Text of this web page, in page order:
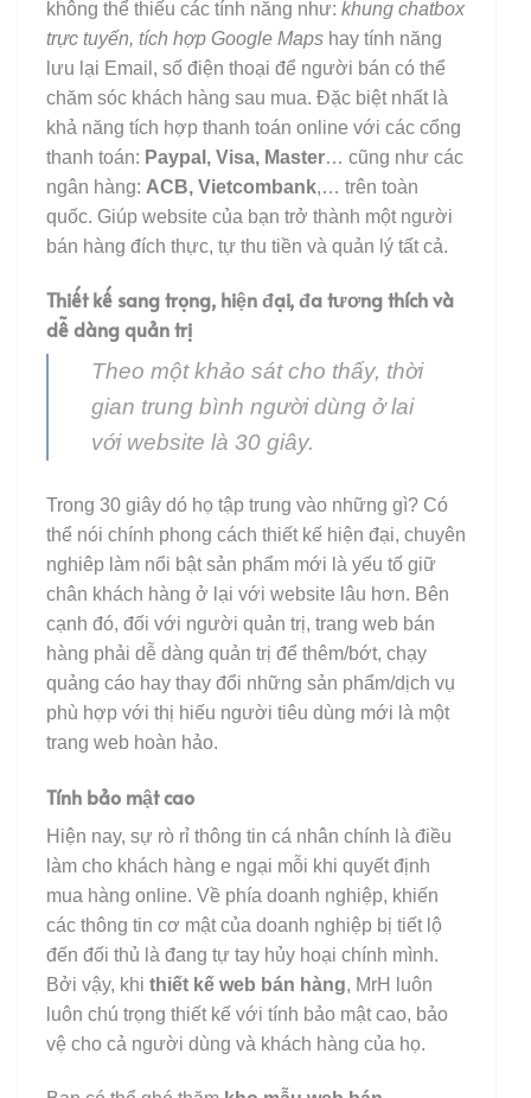
không thể thiếu các tính năng như: khung chatbox
trực tuyến, tích hợp Google Maps hay tính năng
lưu lại Email, số điện thoại để người bán có thể
chăm sóc khách hàng sau mua. Đặc biệt nhất là
khả năng tích hợp thanh toán online với các cổng
thanh toán: Paypal, Visa, Master… cũng như các
ngân hàng: ACB, Vietcombank,… trên toàn
quốc. Giúp website của bạn trở thành một người
bán hàng đích thực, tự thu tiền và quản lý tất cả.
Thiết kế sang trọng, hiện đại, đa tương thích và
dễ dàng quản trị
Theo một khảo sát cho thấy, thời
gian trung bình người dùng ở lai
với website là 30 giây.
Trong 30 giây dó họ tập trung vào những gì? Có
thể nói chính phong cách thiết kế hiện đại, chuyên
nghiêp làm nổi bật sản phẩm mới là yếu tố giữ
chân khách hàng ở lại với website lâu hơn. Bên
cạnh đó, đối với người quản trị, trang web bán
hàng phải dễ dàng quản trị để thêm/bớt, chạy
quảng cáo hay thay đổi những sản phẩm/dịch vụ
phù hợp với thị hiếu người tiêu dùng mới là một
trang web hoàn hảo.
Tính bảo mật cao
Hiện nay, sự rò rỉ thông tin cá nhân chính là điều
làm cho khách hàng e ngại mỗi khi quyết định
mua hàng online. Về phía doanh nghiệp, khiến
các thông tin cơ mật của doanh nghiệp bị tiết lộ
đến đối thủ là đang tự tay hủy hoại chính mình.
Bởi vậy, khi thiết kế web bán hàng, MrH luôn
luôn chú trọng thiết kế với tính bảo mật cao, bảo
vệ cho cả người dùng và khách hàng của họ.